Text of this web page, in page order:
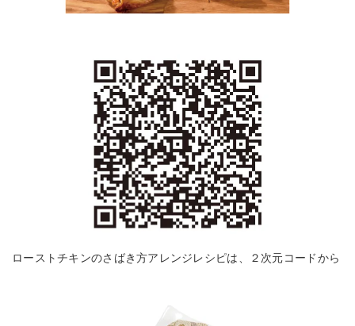
ローストチキンのさばき方アレンジレシピは、２次元コードから